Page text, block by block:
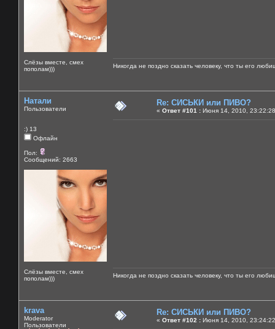
Слёзы вместе, смех
пополам)))
Никогда не поздно сказать человеку, что ты его
Натали
Пользователи
:) 13
Офлайн
Пол:
Сообщений: 2663
Слёзы вместе, смех
пополам)))
Re: СИСЬКИ или ПИВО?
« Ответ #101 : Июня 14, 2010,
Никогда не поздно сказать человеку, что ты его
krava
Moderator
Пользователи
Re: СИСЬКИ или ПИВО?
« Ответ #102 : Июня 14, 2010,